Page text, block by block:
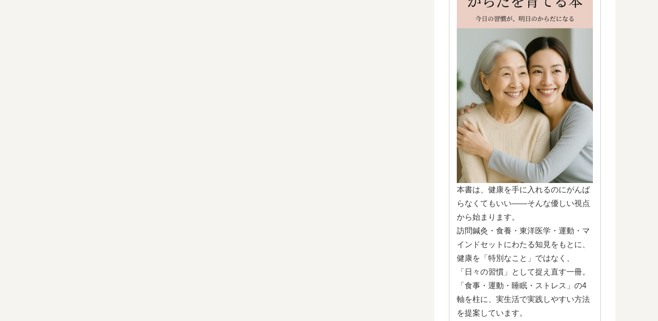
本書は、健康を手に入れるのにがんば
らなくてもいい——そんな優しい視点
から始まります。
訪問鍼灸・食養・東洋医学・運動・マ
インドセットにわたる知見をもとに、
健康を「特別なこと」ではなく、
「日々の習慣」として捉え直す一冊。
「食事・運動・睡眠・ストレス」の4
軸を柱に、実生活で実践しやすい方法
を提案しています。